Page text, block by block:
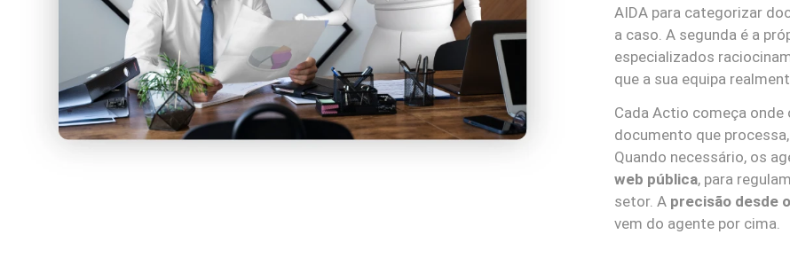
AIDA para categorizar
a caso. A segunda é a
especializados
que a sua equipa
Cada Actio começa onde
documento que
Quando necessário, os
web pública, para
setor. A precisão desde
vem do agente por cima.